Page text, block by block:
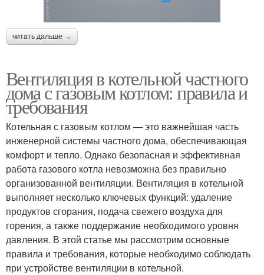
читать дальше →
Вентиляция в котельной частного
дома с газовым котлом: правила и
требования
Котельная с газовым котлом — это важнейшая часть
инженерной системы частного дома, обеспечивающая
комфорт и тепло. Однако безопасная и эффективная
работа газового котла невозможна без правильно
организованной вентиляции. Вентиляция в котельной
выполняет несколько ключевых функций: удаление
продуктов сгорания, подача свежего воздуха для
горения, а также поддержание необходимого уровня
давления. В этой статье мы рассмотрим основные
правила и требования, которые необходимо соблюдать
при устройстве вентиляции в котельной.